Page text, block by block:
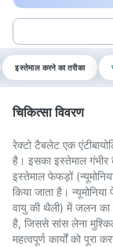
इस्तेमाल करने का तरीका
चिकित्सा विवरण
रेक्टो टैबलेट एक
है। इसका इस्तेमाल
इस्तेमाल फेफड़ों
किया जाता है।
वायु की थैली) में जलन का
है, जिससे सांस लेना
महत्वपूर्ण कार्यों को पूरा